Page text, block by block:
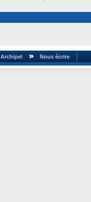
Archipel Nous écrire